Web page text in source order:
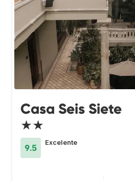
Casa Seis Siete
★★
9.5
Excelente